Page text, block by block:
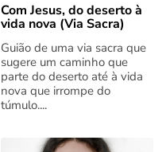
Com Jesus, do deserto à
vida nova (Via Sacra)
Guião de uma via sacra que
sugere um caminho que
parte do deserto até à vida
nova que irrompe do
túmulo....